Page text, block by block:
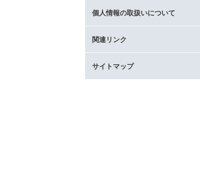
個人情報の取扱いについて
関連リンク
サイトマップ